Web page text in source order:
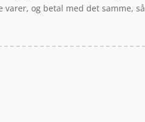
og betal med det samme, så